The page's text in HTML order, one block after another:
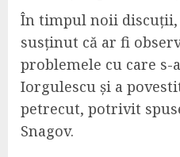
În timpul noii discuții,
susținut că ar fi
problemele cu care
Iorgulescu și a
petrecut, potrivit
Snagov.